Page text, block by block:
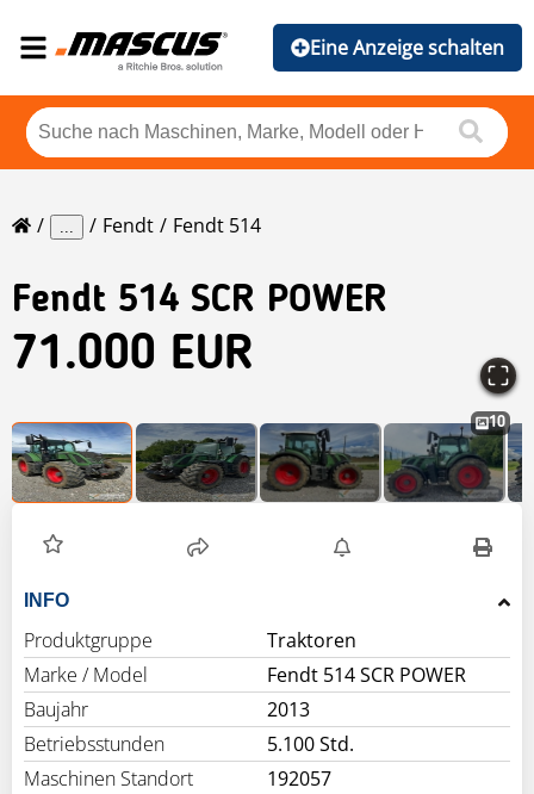
Eine Anzeige schalten
... Fendt Fendt 514
Fendt 514 SCR POWER
71.000 EUR
10
INFO
Produktgruppe
Traktoren
Marke / Model
Fendt 514 SCR POWER
Baujahr
2013
Betriebsstunden
5.100 Std.
Maschinen Standort
192057